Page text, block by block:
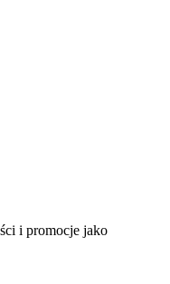
i promocje jako